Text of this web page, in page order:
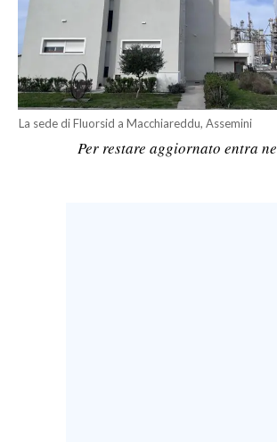
CALCIO REGIONALE
BASKET
VOLLEY
MOTORI
La sede di Fluorsid a Macchiareddu, Assemini
Per restare aggiornato entra